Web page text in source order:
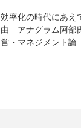
効率化の時代にあえ
由 アナグラム阿部
営・マネジメント論